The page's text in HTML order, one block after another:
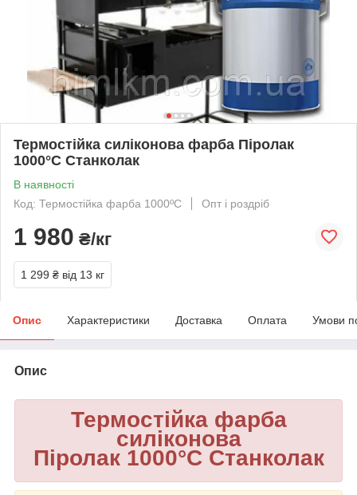
Термостійка силіконова фарба Піролак
1000°С Станколак
В наявності
Код: Термостійка фарба 1000ºC
Опт і роздріб
1 980 ₴/кг
1 299 ₴ від 13 кг
Опис Характеристики Доставка Оплата Умови
Опис
Термостійка фарба
силіконова
Піролак 1000°С Станколак